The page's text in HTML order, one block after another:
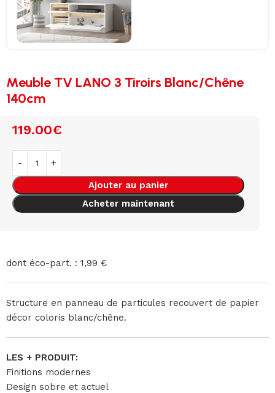
Meuble TV LANO 3 Tiroirs Blanc/Chêne
140cm
119.00€
Ajouter au panier
Acheter maintenant
dont éco-part. : 1,99 €
Structure en panneau de particules recouvert de papier
décor coloris blanc/chêne.
LES + PRODUIT:
Finitions modernes
Design sobre et actuel